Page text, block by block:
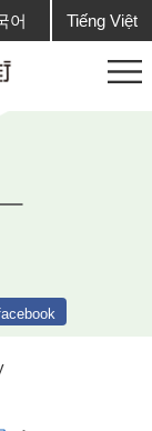
어 Tiếng Việt